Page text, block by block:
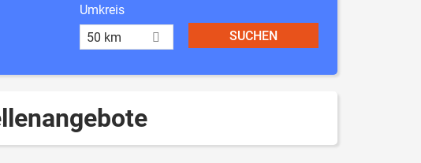
Umkreis
50 km